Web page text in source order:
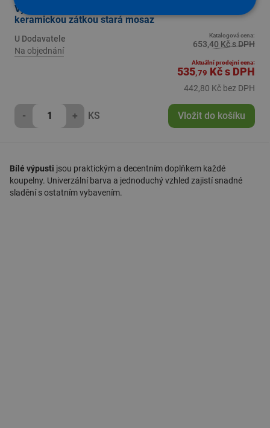
Výpusť umyvadlová MD0485SM click-clack 5/4 s
keramickou zátkou stará mosaz
U Dodavatele
Na objednání
Katalogová cena:
653,40 Kč s DPH
Aktuální prodejní cena:
535,79 Kčs DPH
442,80 Kč bez DPH
- + KS Vložit do košíku
Bílé výpusti jsou praktickým a decentním doplňkem každé
koupelny. Univerzální barva a jednoduchý vzhled zajistí snadné
sladění s ostatním vybavením.